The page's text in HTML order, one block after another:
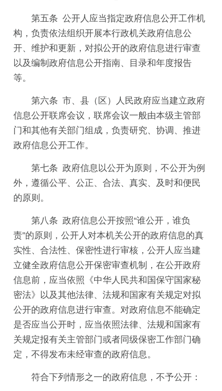
第五条 公开人应当指定政府信息公开工作机
构，负责依法组织开展本行政机关政府信息公
开、维护和更新，对拟公开的政府信息进行审查
以及编制政府信息公开指南、目录和年度报告
等。
第六条 市、县（区）人民政府应当建立政府
信息公开联席会议，联席会议一般由本级主管部
门和其他有关部门组成，负责研究、协调、推进
政府信息公开工作。
第七条 政府信息以公开为原则，不公开为例
外，遵循公平、公正、合法、真实、及时和便民
的原则。
第八条 政府信息公开按照“谁公开，谁负
责”的原则，公开人对本机关公开的政府信息的真
实性、合法性、保密性进行审核，公开人应当建
立健全政府信息公开保密审查机制，在公开政府
信息前，应当依照《中华人民共和国保守国家秘
密法》以及其他法律、法规和国家有关规定对拟
公开的政府信息进行审查。对政府信息不能确定
是否应当公开时，应当依照法律、法规和国家有
关规定报有关主管部门或者同级保密工作部门确
定，不得发布未经审查的政府信息。
符合下列情形之一的政府信息，不予公开：